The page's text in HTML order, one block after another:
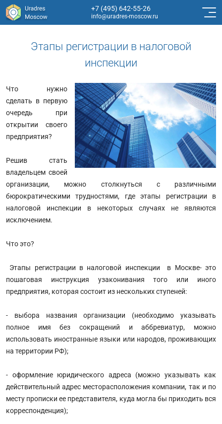
+7 (495) 642-55-26
info@uradres-moscow.ru
Этапы регистрации в налоговой
инспекции
Что нужно
сделать в первую
очередь при
открытии своего
предприятия?
Решив стать
владельцем своей
организации, можно столкнуться с различными
бюрократическими трудностями, где этапы регистрации в
налоговой инспекции в некоторых случаях не являются
исключением.
Что это?
Этапы регистрации в налоговой инспекции в Москве- это
пошаговая инструкция узаконивания того или иного
предприятия, которая состоит из нескольких ступеней:
- выбора названия организации (необходимо указывать
полное имя без сокращений и аббревиатур, можно
использовать иностранные языки или народов, проживающих
на территории РФ);
- оформление юридического адреса (можно указывать как
действительный адрес месторасположения компании, так и по
месту прописки ее представителя, куда могла бы приходить вся
корреспонденция);